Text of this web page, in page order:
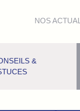
NOS
&
espace. Tout